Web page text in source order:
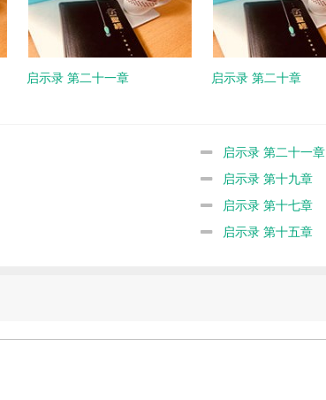
启示录 第二十一章 启示录 第二十章
启示录 第二十一章
启示录 第十九章
启示录 第十七章
启示录 第十五章